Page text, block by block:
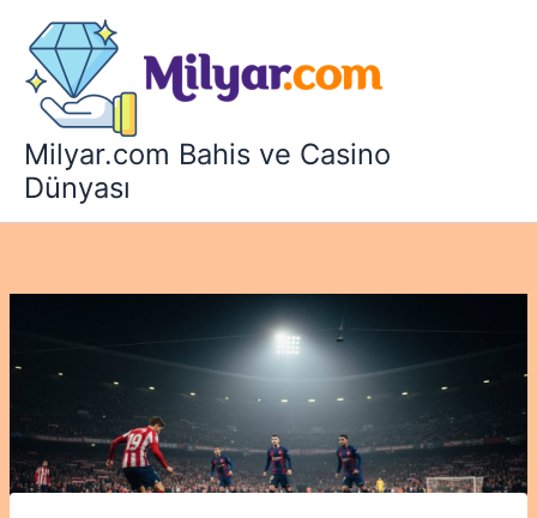
Milyar.com Bahis ve Casino
Dünyası